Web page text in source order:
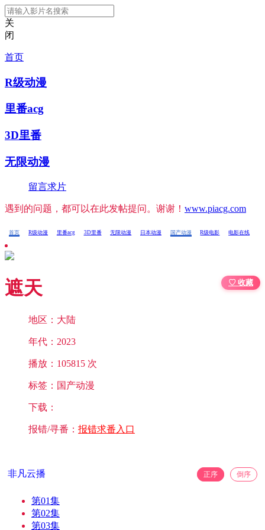
关
闭
首页
R级动漫
里番acg
3D里番
无限动漫
留言求片
遇到的问题，都可以在此发帖提问。谢谢！ www.piacg.com
首页 R级动漫 里番acg 3D里番 无限动漫 日本动漫 国产动漫 R级电影 电影在线
遮天 ♡ 收藏
地区：大陆
年代：2023
播放：105815 次
标签：国产动漫
下载：
报错/寻番： 报错求番入口
非凡云播 正序 倒序
第01集
第02集
第03集